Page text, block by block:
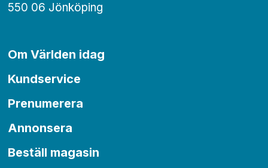
550 06 Jönköping
Om Världen idag
Kundservice
Prenumerera
Annonsera
Beställ magasin